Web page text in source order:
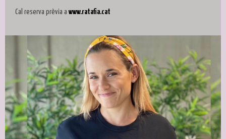
Cal reserva prèvia awww.ratafia.cat